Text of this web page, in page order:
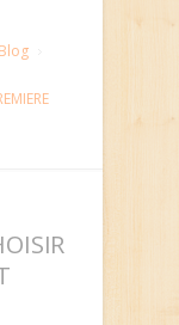
Blog